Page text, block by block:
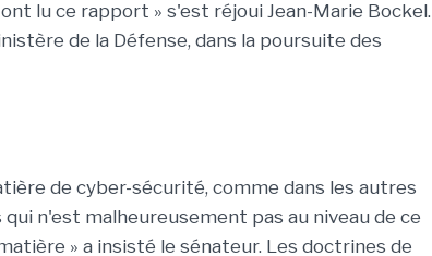
lu ce rapport » s'est réjoui Jean-Marie Bockel.
de la Défense, dans la poursuite des
de cyber-sécurité, comme dans les autres
n'est malheureusement pas au niveau de ce
» a insisté le sénateur. Les doctrines de